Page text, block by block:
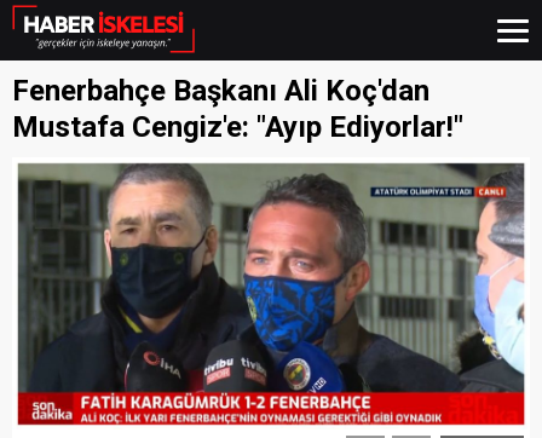
Fenerbahçe Başkanı Ali Koç'dan
Mustafa Cengiz'e: "Ayıp Ediyorlar!"